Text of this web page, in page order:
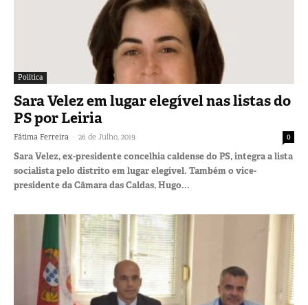
Política
Sara Velez em lugar elegível nas listas do
PS por Leiria
Fátima Ferreira - 26 de Julho, 2019 0
Sara Velez, ex-presidente concelhia caldense do PS, integra a lista
socialista pelo distrito em lugar elegível. Também o vice-
presidente da Câmara das Caldas, Hugo...